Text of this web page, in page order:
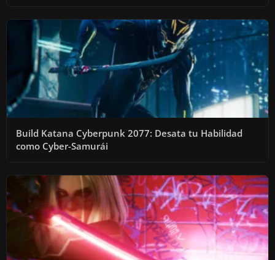
Build Katana Cyberpunk 2077: Desata tu Habilidad
como Cyber-Samurái